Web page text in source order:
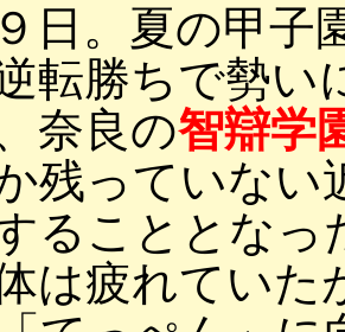
日。夏の甲子
転勝ちで勢い
奈良の智辯学
残っていな
ることとなっ
は疲れていた